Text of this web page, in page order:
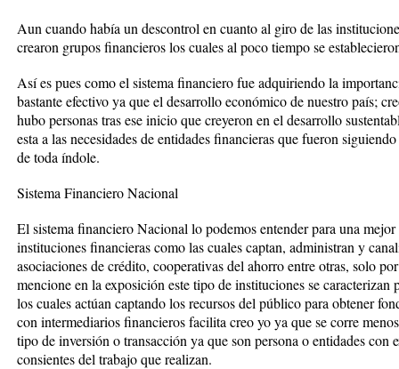
Aun cuando había un descontrol en cuanto al giro de las
crearon grupos financieros los cuales al poco tiempo se
Así es pues como el sistema financiero fue adquiriendo la
bastante efectivo ya que el desarrollo económico de nuestro país;
hubo personas tras ese inicio que creyeron en el desarrollo
esta a las necesidades de entidades financieras que fueron
de toda índole.
Sistema Financiero Nacional
El sistema financiero Nacional lo podemos entender para una
instituciones financieras como las cuales captan, administran y
asociaciones de crédito, cooperativas del ahorro entre otras, solo
mencione en la exposición este tipo de instituciones se
los cuales actúan captando los recursos del público para obtener
con intermediarios financieros facilita creo yo ya que se corre
tipo de inversión o transacción ya que son persona o entidades con
consientes del trabajo que realizan.